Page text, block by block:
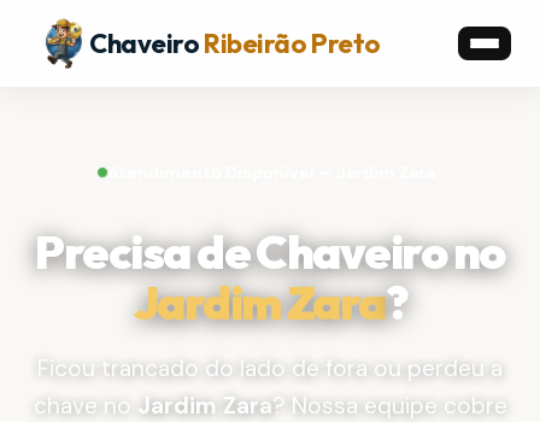
ChaveiroRibeirão Preto
Atendimento Disponível — Jardim Zara
Precisa de Chaveiro no
Jardim Zara?
Ficou trancado do lado de fora ou perdeu a
chave no Jardim Zara? Nossa equipe cobre